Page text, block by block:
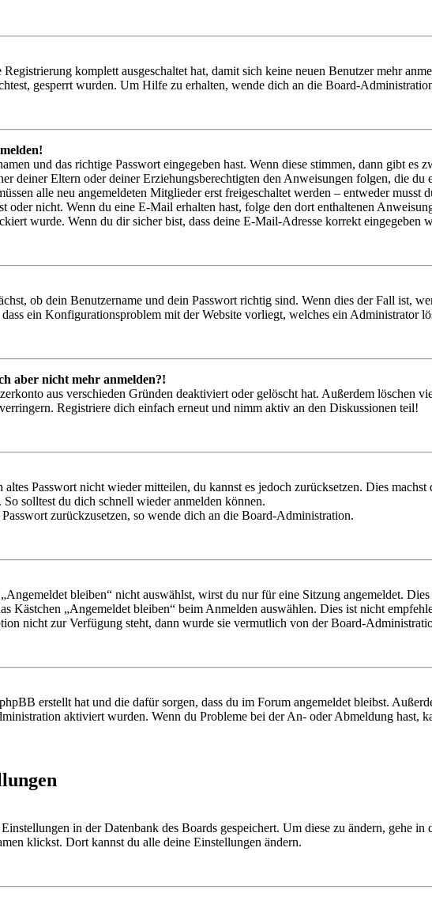
komplett ausgeschaltet hat, damit sich keine neuen Benutzer mehr
gesperrt wurden. Um Hilfe zu erhalten, wende dich an die Board-
und das richtige Passwort eingegeben hast. Wenn diese stimmen, dann gibt es
deiner Eltern oder deiner Erziehungsberechtigten den Anweisungen folgen, die
alle neu angemeldeten Mitglieder erst freigeschaltet werden – entweder musst
nicht. Wenn du eine E-Mail erhalten hast, folge den dort enthaltenen
wurde. Wenn du dir sicher bist, dass deine E-Mail-Adresse korrekt eingegeben
ob dein Benutzername und dein Passwort richtig sind. Wenn dies der Fall ist,
ein Konfigurationsproblem mit der Website vorliegt, welches ein Administrator
aber nicht mehr anmelden?!
aus verschieden Gründen deaktiviert oder gelöscht hat. Außerdem löschen
Registriere dich einfach erneut und nimm aktiv an den Diskussionen teil!
Passwort nicht wieder mitteilen, du kannst es jedoch zurücksetzen. Dies
solltest du dich schnell wieder anmelden können.
zurückzusetzen, so wende dich an die Board-Administration.
bleiben“ nicht auswählst, wirst du nur für eine Sitzung angemeldet.
Kästchen „Angemeldet bleiben“ beim Anmelden auswählen. Dies ist nicht
nicht zur Verfügung steht, dann wurde sie vermutlich von der Board-
erstellt hat und die dafür sorgen, dass du im Forum angemeldet bleibst.
aktiviert wurden. Wenn du Probleme bei der An- oder Abmeldung hast,
in der Datenbank des Boards gespeichert. Um diese zu ändern, gehe
klickst. Dort kannst du alle deine Einstellungen ändern.